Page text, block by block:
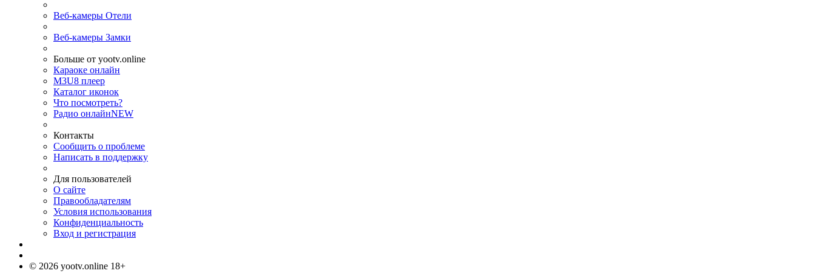
Веб-камеры Отели
Веб-камеры Замки
Больше от yootv.online
Караоке онлайн
M3U8 плеер
Каталог иконок
Что посмотреть?
Радио онлайнNEW
Контакты
Сообщить о проблеме
Написать в поддержку
Для пользователей
О сайте
Правообладателям
Условия использования
Конфиденциальность
Вход и регистрация
© 2026 yootv.online 18+